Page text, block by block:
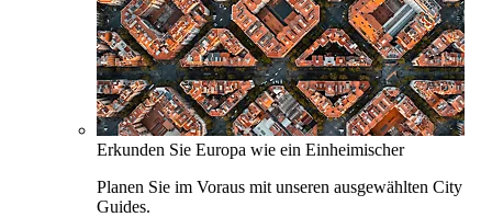
Erkunden Sie Europa wie ein Einheimischer
Planen Sie im Voraus mit unseren ausgewählten City
Guides.